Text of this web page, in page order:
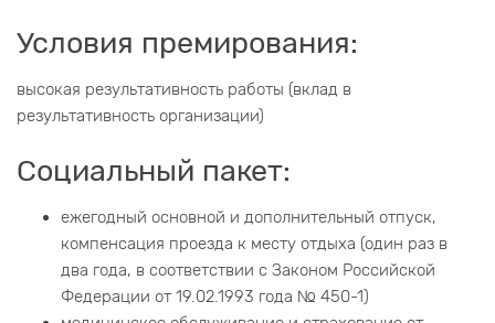
Условия премирования:
высокая результативность работы (вклад в
результативность организации)
Социальный пакет:
ежегодный основной и дополнительный отпуск,
компенсация проезда к месту отдыха (один раз в
два года, в соответствии с Законом Российской
Федерации от 19.02.1993 года № 450-1)